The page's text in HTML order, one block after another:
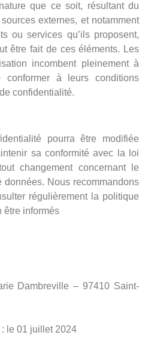
que ce soit, résultant du
externes, et notamment
ou services qu’ils proposent,
être fait de ces éléments. Les
incombent pleinement à
conformer à leurs conditions
confidentialité.
pourra être modifiée
sa conformité avec la loi
changement concernant le
données. Nous recommandons
régulièrement la politique
être informés
Dambreville – 97410 Saint-
: le 01 juillet 2024